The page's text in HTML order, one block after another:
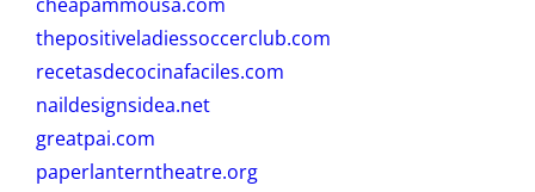
thepositiveladiessoccerclub.com
recetasdecocinafaciles.com
naildesignsidea.net
greatpai.com
paperlanterntheatre.org